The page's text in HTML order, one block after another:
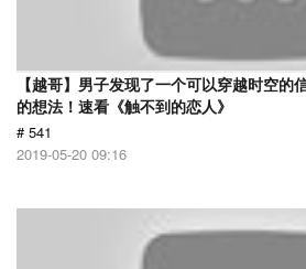
【越哥】男子发现了一个可以穿越时空的
的想法！速看《触不到的恋人》
# 541
2019-05-20 09:16